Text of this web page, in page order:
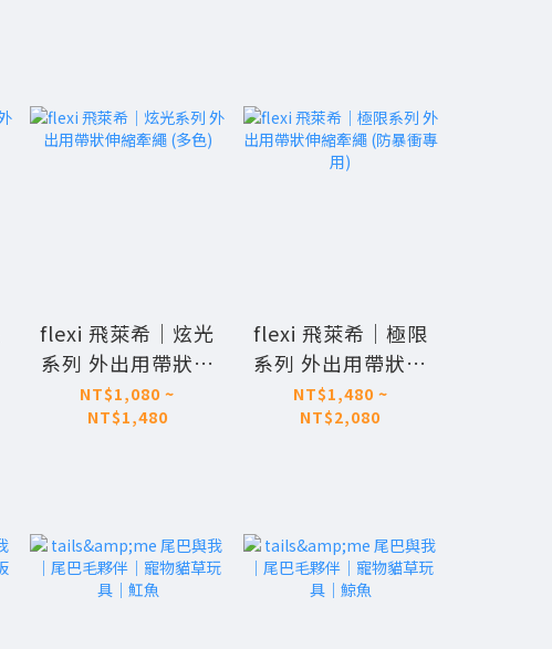
flexi 飛萊希｜炫光
系列 外出用帶狀伸
縮牽繩 (多色)
NT$1,080 ~
NT$1,480
flexi 飛萊希｜極限
系列 外出用帶狀伸
縮牽繩 (防暴衝專
用)
NT$1,480 ~
NT$2,080